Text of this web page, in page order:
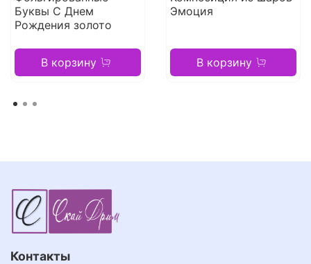
Буквы С Днем
Рождения золото
В корзину
Эмоция
В корзину
Контакты